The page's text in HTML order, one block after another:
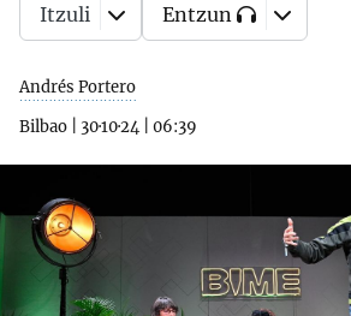
Andrés Portero
Bilbao
30·10·24 06:39
Itzuli Entzun